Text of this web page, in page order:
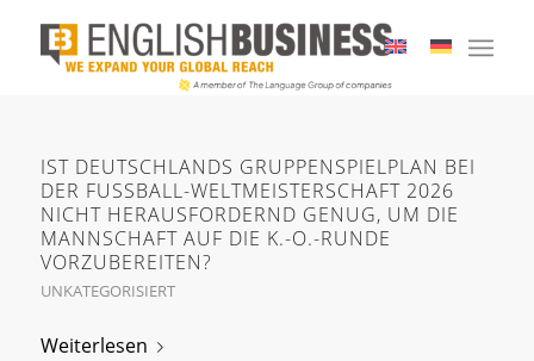
IST DEUTSCHLANDS GRUPPENSPIELPLAN BEI
DER FUSSBALL-WELTMEISTERSCHAFT 2026 N
ICHT HERAUSFORDERND GENUG, UM DIE M
ANNSCHAFT AUF DIE K.-O.-RUNDE V
ORZUBEREITEN?
UNKATEGORISIERT
Weiterlesen